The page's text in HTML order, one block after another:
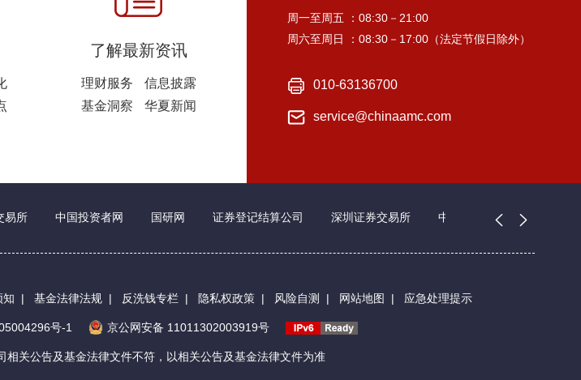
了解最新资讯
理财服务
信息披露
基金洞察
华夏新闻
周一至周五 ：08:30－21:00
周六至周日 ：08:30－17:00（法定节假日除外）
010-63136700
service@chinaamc.com
易所 中国投资者网 国研网 证券登记结算公司 深圳证券交易所 中国证券业协会
知 | 基金法律法规 | 反洗钱专栏 | 隐私权政策 | 风险自测 | 网站地图 | 应急处理提示
号-1 京公网安备 11011302003919号
关公告及基金法律文件不符，以相关公告及基金法律文件为准